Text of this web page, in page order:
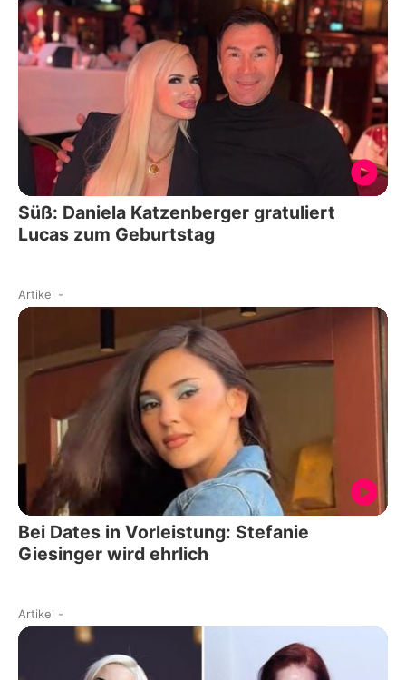
Süß: Daniela Katzenberger gratuliert
Lucas zum Geburtstag
Artikel -
Bei Dates in Vorleistung: Stefanie
Giesinger wird ehrlich
Artikel -